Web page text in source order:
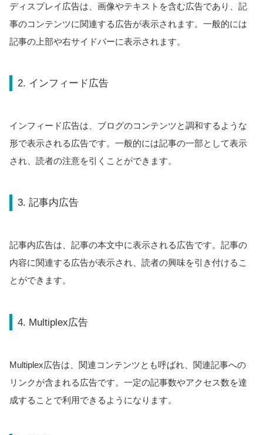
ディスプレイ広告は、画像やテキストを含む広告であり、記
事のコンテンツに関連する広告が表示されます。一般的には
記事の上部や右サイドバーに表示されます。
2. インフィード広告
インフィード広告は、ブログのコンテンツと調和するような
形で表示される広告です。一般的には記事の一部として表示
され、読者の注意を引くことができます。
3. 記事内広告
記事内広告は、記事の本文中に表示される広告です。記事の
内容に関連する広告が表示され、読者の興味を引き付けるこ
とができます。
4. Multiplex広告
Multiplex広告は、関連コンテンツとも呼ばれ、関連記事への
リンクが含まれる広告です。一定の記事数やアクセス数を達
成することで利用できるようになります。